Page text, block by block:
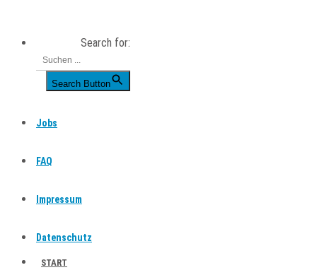
content
Search for:
Search Button
Jobs
FAQ
Impressum
Datenschutz
START